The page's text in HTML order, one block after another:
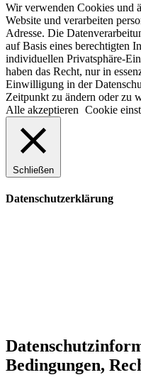
Wir verwenden Cookies und
Website und verarbeiten
Adresse. Die
auf Basis eines berechtigten
individuellen Privatsphäre-
haben das Recht, nur in
Einwilligung in der
Zeitpunkt zu ändern oder zu
Alle akzeptieren Cookie
Schließen
Datenschutzerklärung
Bedingungen,